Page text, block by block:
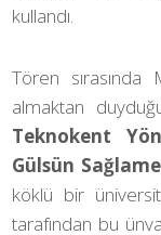
kullandı.
Tören sırasında
almaktan
Teknokent
Gülsün
köklü bir
tarafından bu